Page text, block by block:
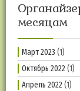
месяцам
Март 2023 (1)
Октябрь 2022(1)
Апрель 2022(1)